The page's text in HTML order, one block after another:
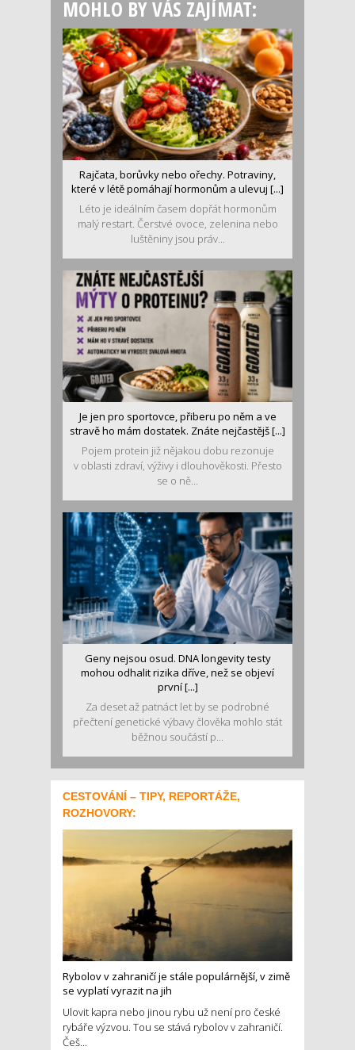
MOHLO BY VÁS ZAJÍMAT:
Rajčata, borůvky nebo ořechy. Potraviny,
které v létě pomáhají hormonům a ulevuj [...]
Léto je ideálním časem dopřát hormonům
malý restart. Čerstvé ovoce, zelenina nebo
luštěniny jsou práv...
Je jen pro sportovce, přiberu po něm a ve
stravě ho mám dostatek. Znáte nejčastějš [...]
Pojem protein již nějakou dobu rezonuje
v oblasti zdraví, výživy i dlouhověkosti. Přesto
se o ně...
Geny nejsou osud. DNA longevity testy
mohou odhalit rizika dříve, než se objeví
první [...]
Za deset až patnáct let by se podrobné
přečtení genetické výbavy člověka mohlo stát
běžnou součástí p...
CESTOVÁNÍ – TIPY, REPORTÁŽE,
ROZHOVORY:
Rybolov v zahraničí je stále populárnější, v zimě
se vyplatí vyrazit na jih
Ulovit kapra nebo jinou rybu už není pro české
rybáře výzvou. Tou se stává rybolov v zahraničí.
Češ...